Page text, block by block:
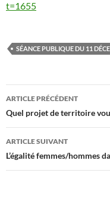
t=1655
SÉANCE PUBLIQUE DU 11
Navigation
des
articles
ARTICLE PRÉCÉDENT
Quel projet de territoire
ARTICLE SUIVANT
L’égalité femmes/hommes